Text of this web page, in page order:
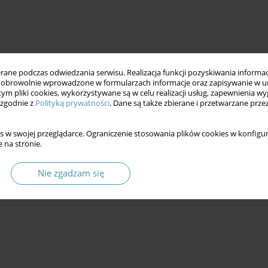
podczas odwiedzania serwisu. Realizacja funkcji pozyskiwania
wprowadzone w formularzach informacje oraz zapisywanie w
pliki cookies, wykorzystywane są w celu realizacji usług, zapewnienia
z Polityką prywatności. Dane są także zbierane i przetwarzane
w swojej przeglądarce. Ograniczenie stosowania plików cookies w
na stronie.
Nie zgadzam się
zjawiska polityczne
nie zaś dziedzina odrębna, mechanicznie
polityczny charakter i polityczną genezę, albo polityczny
polityczne sensu largo, parapolityczne). Upolitycznienie to
Może to być tendencja lub proces społeczny,
albo polityczna interpretacja.